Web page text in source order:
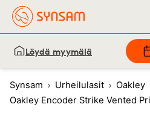
Löydä myymälä
Synsam Urheilulasit
Oakley
Oakley Encoder Strike Vented